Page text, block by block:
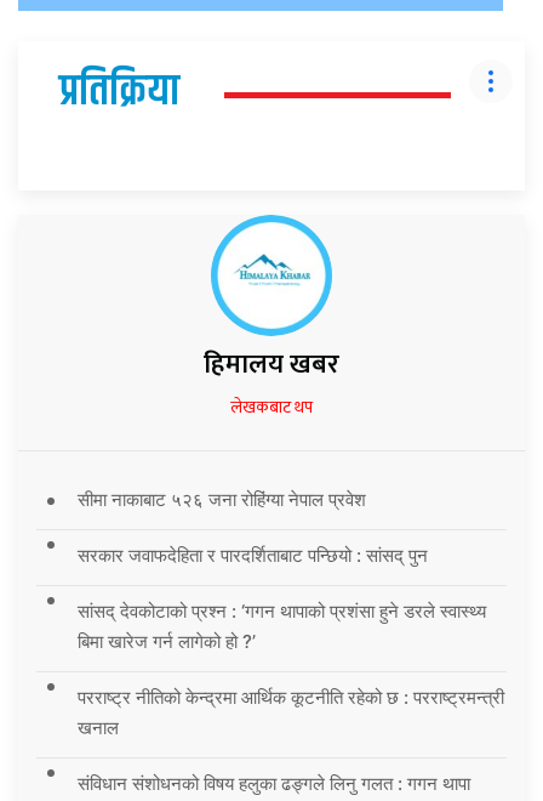
प्रतिक्रिया
हिमालय खबर
लेखकबाट थप
सीमा नाकाबाट ५२६ जना रोहिंग्या नेपाल प्रवेश
सरकार जवाफदेहिता र पारदर्शिताबाट पन्छियो : सांसद् पुन
सांसद् देवकोटाको प्रश्न : ‘गगन थापाको प्रशंसा हुने डरले स्वास्थ्य
बिमा खारेज गर्न लागेको हो ?’
परराष्ट्र नीतिको केन्द्रमा आर्थिक कूटनीति रहेको छ : परराष्ट्रमन्त्री
खनाल
संविधान संशोधनको विषय हलुका ढङ्गले लिनु गलत : गगन थापा